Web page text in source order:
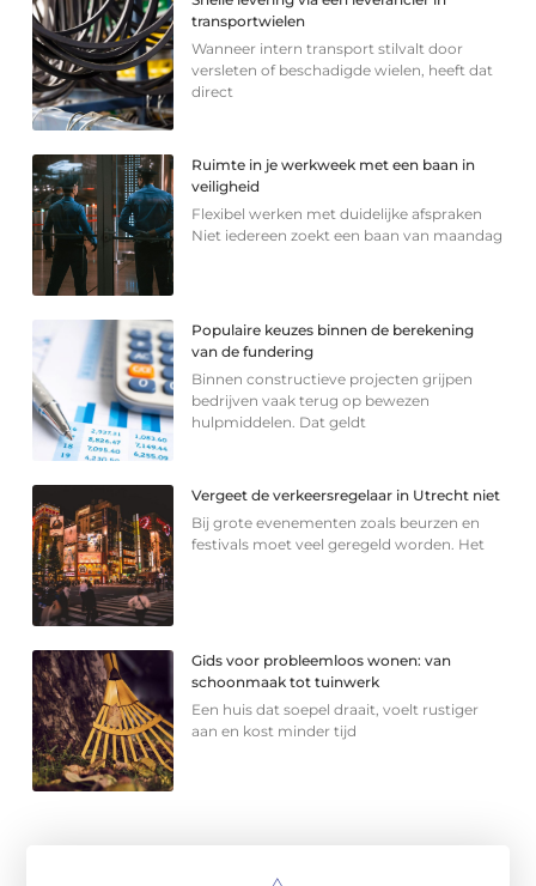
transportwielen
Wanneer intern transport stilvalt door
versleten of beschadigde wielen, heeft dat
direct
Ruimte in je werkweek met een baan in
veiligheid
Flexibel werken met duidelijke afspraken
Niet iedereen zoekt een baan van maandag
Populaire keuzes binnen de berekening
van de fundering
Binnen constructieve projecten grijpen
bedrijven vaak terug op bewezen
hulpmiddelen. Dat geldt
Vergeet de verkeersregelaar in Utrecht niet
Bij grote evenementen zoals beurzen en
festivals moet veel geregeld worden. Het
Gids voor probleemloos wonen: van
schoonmaak tot tuinwerk
Een huis dat soepel draait, voelt rustiger
aan en kost minder tijd